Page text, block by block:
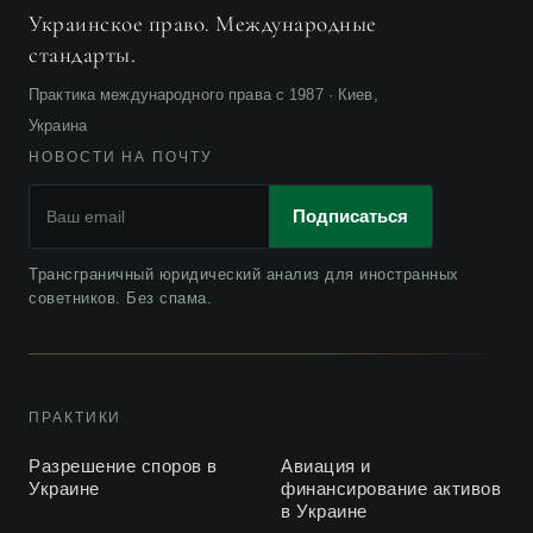
праве
О вступлении в силу в Украине Монреальской
Конвенции 1999 года для унификации некоторых
правил международных авиаперевозок
Украинское право. Международные
стандарты.
Практика международного права с 1987 · Киев,
Украина
НОВОСТИ НА ПОЧТУ
Подписаться
Трансграничный юридический анализ для иностранных
советников. Без спама.
ПРАКТИКИ
Разрешение споров в
Украине
Авиация и
финансирование активов
в Украине